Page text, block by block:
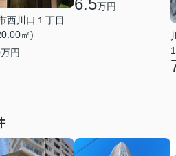
西川口１丁目
㎡)
万円
万円